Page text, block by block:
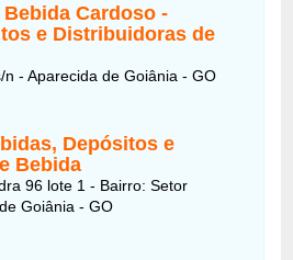
Cardoso -
e Distribuidoras de
- Aparecida de Goiânia - GO
Depósitos e
Bebida
96 lote 1 - Bairro: Setor
Goiânia - GO